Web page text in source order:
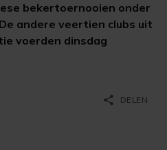
bekertoernooien onder
andere veertien clubs uit
voerden dinsdag
share DELEN